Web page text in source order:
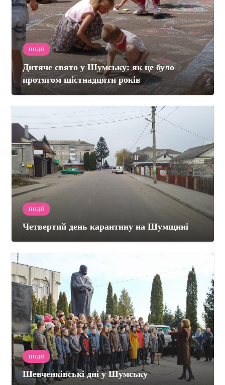
ПОДІЇ
Дитяче свято у Шумську: як це було
протягом шістнадцяти років
ПОДІЇ
Четвертий день карантину на Шумщині
ПОДІЇ
Шевченківські дні у Шумську